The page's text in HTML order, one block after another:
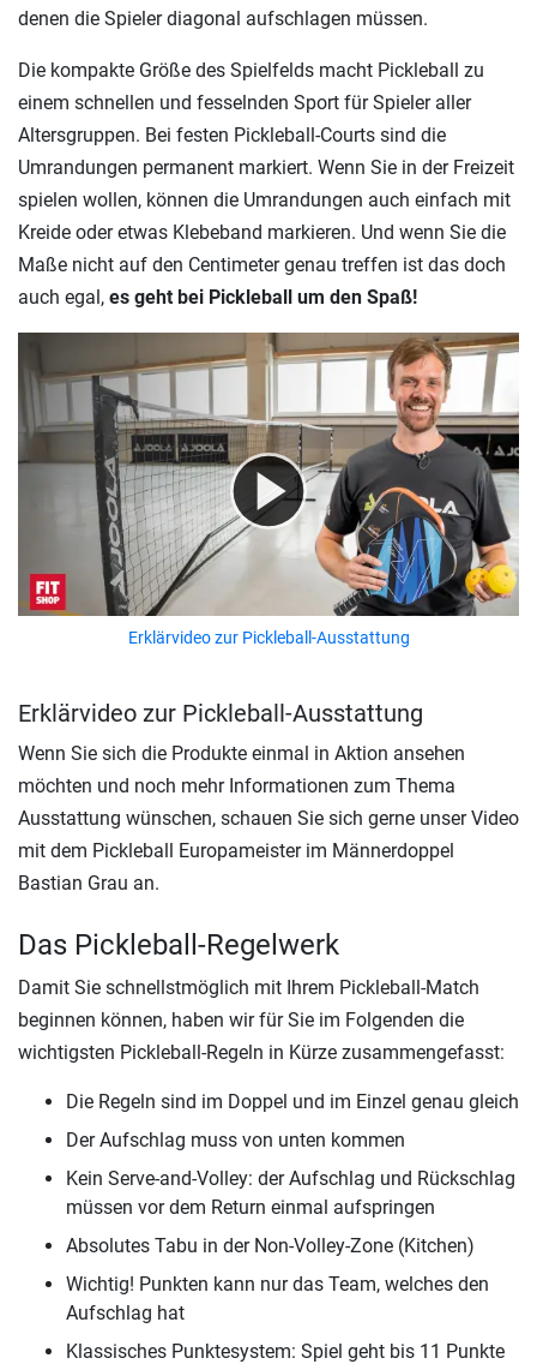
denen die Spieler diagonal aufschlagen müssen.
Die kompakte Größe des Spielfelds macht Pickleball zu
einem schnellen und fesselnden Sport für Spieler aller
Altersgruppen. Bei festen Pickleball-Courts sind die
Umrandungen permanent markiert. Wenn Sie in der Freizeit
spielen wollen, können die Umrandungen auch einfach mit
Kreide oder etwas Klebeband markieren. Und wenn Sie die
Maße nicht auf den Centimeter genau treffen ist das doch
auch egal, es geht bei Pickleball um den Spaß!
Erklärvideo zur Pickleball-Ausstattung
Erklärvideo zur Pickleball-Ausstattung
Wenn Sie sich die Produkte einmal in Aktion ansehen
möchten und noch mehr Informationen zum Thema
Ausstattung wünschen, schauen Sie sich gerne unser Video
mit dem Pickleball Europameister im Männerdoppel
Bastian Grau an.
Das Pickleball-Regelwerk
Damit Sie schnellstmöglich mit Ihrem Pickleball-Match
beginnen können, haben wir für Sie im Folgenden die
wichtigsten Pickleball-Regeln in Kürze zusammengefasst:
Die Regeln sind im Doppel und im Einzel genau gleich
Der Aufschlag muss von unten kommen
Kein Serve-and-Volley: der Aufschlag und Rückschlag
müssen vor dem Return einmal aufspringen
Absolutes Tabu in der Non-Volley-Zone (Kitchen)
Wichtig! Punkten kann nur das Team, welches den
Aufschlag hat
Klassisches Punktesystem: Spiel geht bis 11 Punkte